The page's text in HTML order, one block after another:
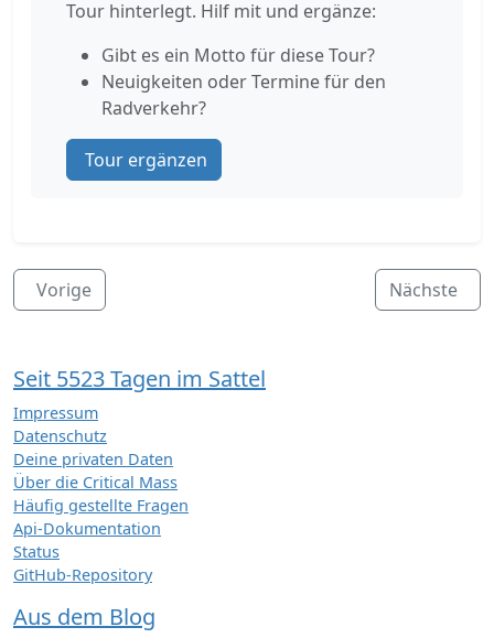
Tour hinterlegt. Hilf mit und ergänze:
Gibt es ein Motto für diese Tour?
Neuigkeiten oder Termine für den
Radverkehr?
Tour ergänzen
Vorige Nächste
Seit 5523 Tagen im Sattel
Impressum
Datenschutz
Deine privaten Daten
Über die Critical Mass
Häufig gestellte Fragen
Api-Dokumentation
Status
GitHub-Repository
Aus dem Blog